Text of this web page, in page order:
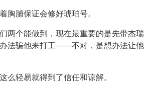
胸脯保证会修好琥珀号。
两个能做到，现在最重要的是先带杰瑞
办法骗他来打工——不对，是想办法让他
么轻易就得到了信任和谅解。